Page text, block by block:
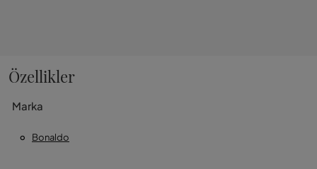
Özellikler
Marka
Bonaldo